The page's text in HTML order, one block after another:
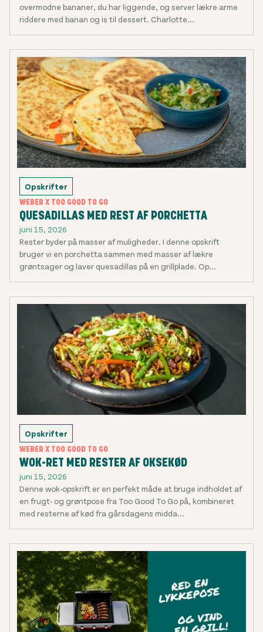
overmodne bananer, du har liggende, og server lækre arme
riddere med banan og is til dessert. Charlotte...
Opskrifter
WEBER X TOO GOOD TO GO
QUESADILLAS MED REST AF PORCHETTA
juni 15, 2026
Rester byder på masser af muligheder. I denne opskrift
bruger vi en porchetta sammen med masser af lækre
grøntsager og laver quesadillas på en grillplade. Op...
Opskrifter
WEBER X TOO GOOD TO GO
WOK-RET MED RESTER AF OKSEKØD
juni 15, 2026
Denne wok-opskrift er en perfekt måde at bruge indholdet af
en frugt- og grøntpose fra Too Good To Go på, kombineret
med resterne af kød fra gårsdagens midda...